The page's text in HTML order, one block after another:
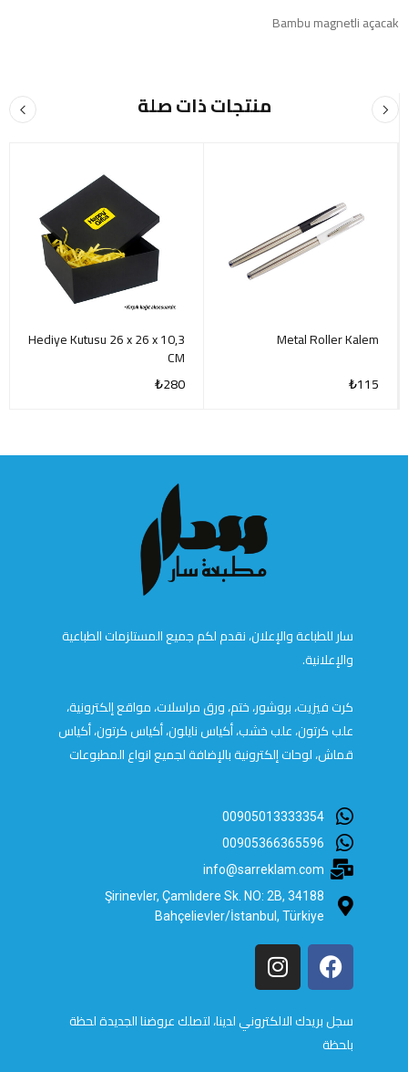
Bambu magnetli açacak
منتجات ذات صلة
Metal Roller Kalem
₺115
Hediye Kutusu 26 x 26 x 10,3
CM
₺280
سار للطباعة والإعلان، نقدم لكم جميع المستلزمات الطباعية
والإعلانية.
كرت فيزيت، بروشور، ختم، ورق مراسلات، مواقع إلكترونية،
علب كرتون، علب خشب، أكياس نايلون، أكياس كرتون، أكياس
قماش، لوحات إلكترونية بالإضافة لجميع انواع المطبوعات
00905013333354
00905366365596
info@sarreklam.com
Şirinevler, Çamlıdere Sk. NO: 2B, 34188
Bahçelievler/İstanbul, Türkiye
سجل بريدك الالكتروني لدينا، لتصلك عروضنا الجديدة لحظة
بلحظة